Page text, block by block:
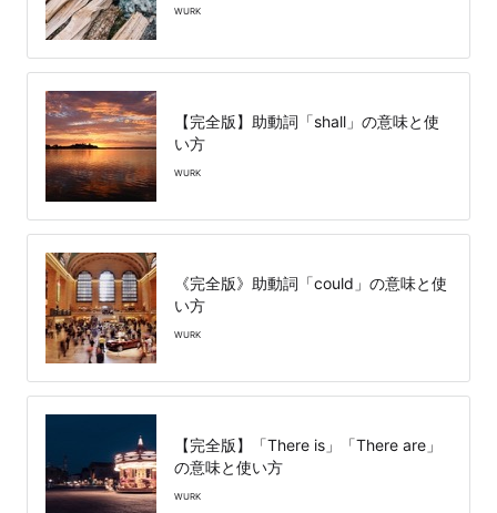
WURK
【完全版】助動詞「shall」の意味と使
い方
WURK
《完全版》助動詞「could」の意味と使
い方
WURK
【完全版】「There is」「There are」
の意味と使い方
WURK